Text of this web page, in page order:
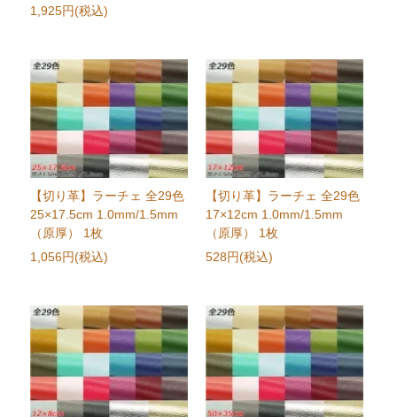
1,925円(税込)
【切り革】ラーチェ 全29色
25×17.5cm 1.0mm/1.5mm
（原厚） 1枚
1,056円(税込)
【切り革】ラーチェ 全29色
17×12cm 1.0mm/1.5mm
（原厚） 1枚
528円(税込)